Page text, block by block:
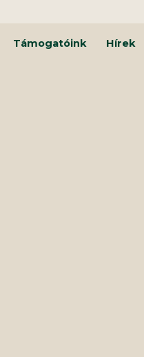
Támogatóink Hírek